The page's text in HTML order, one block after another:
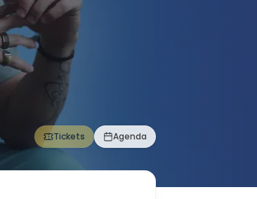
Tickets Agenda